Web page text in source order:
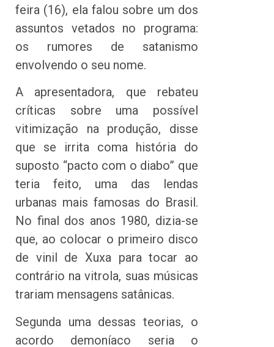
feira (16), ela falou sobre um dos
assuntos vetados no programa:
os rumores de satanismo
envolvendo o seu nome.
A apresentadora, que rebateu
críticas sobre uma possível
vitimização na produção, disse
que se irrita coma história do
suposto “pacto com o diabo” que
teria feito, uma das lendas
urbanas mais famosas do Brasil.
No final dos anos 1980, dizia-se
que, ao colocar o primeiro disco
de vinil de Xuxa para tocar ao
contrário na vitrola, suas músicas
trariam mensagens satânicas.
Segunda uma dessas teorias, o
acordo demoníaco seria o